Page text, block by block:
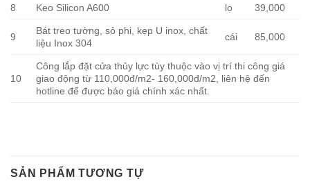
8 Keo Silicon A600 lọ 39,000
9
Bát treo tường, sỏ phi, kẹp U inox, chất
liệu Inox 304
cái 85,000
10
Công lắp đặt cửa thủy lực tùy thuộc vào vị trí thi công giá
giao động từ 110,000đ/m2- 160,000đ/m2, liên hệ đến
hotline để được báo giá chính xác nhất.
SẢN PHẨM TƯƠNG TỰ